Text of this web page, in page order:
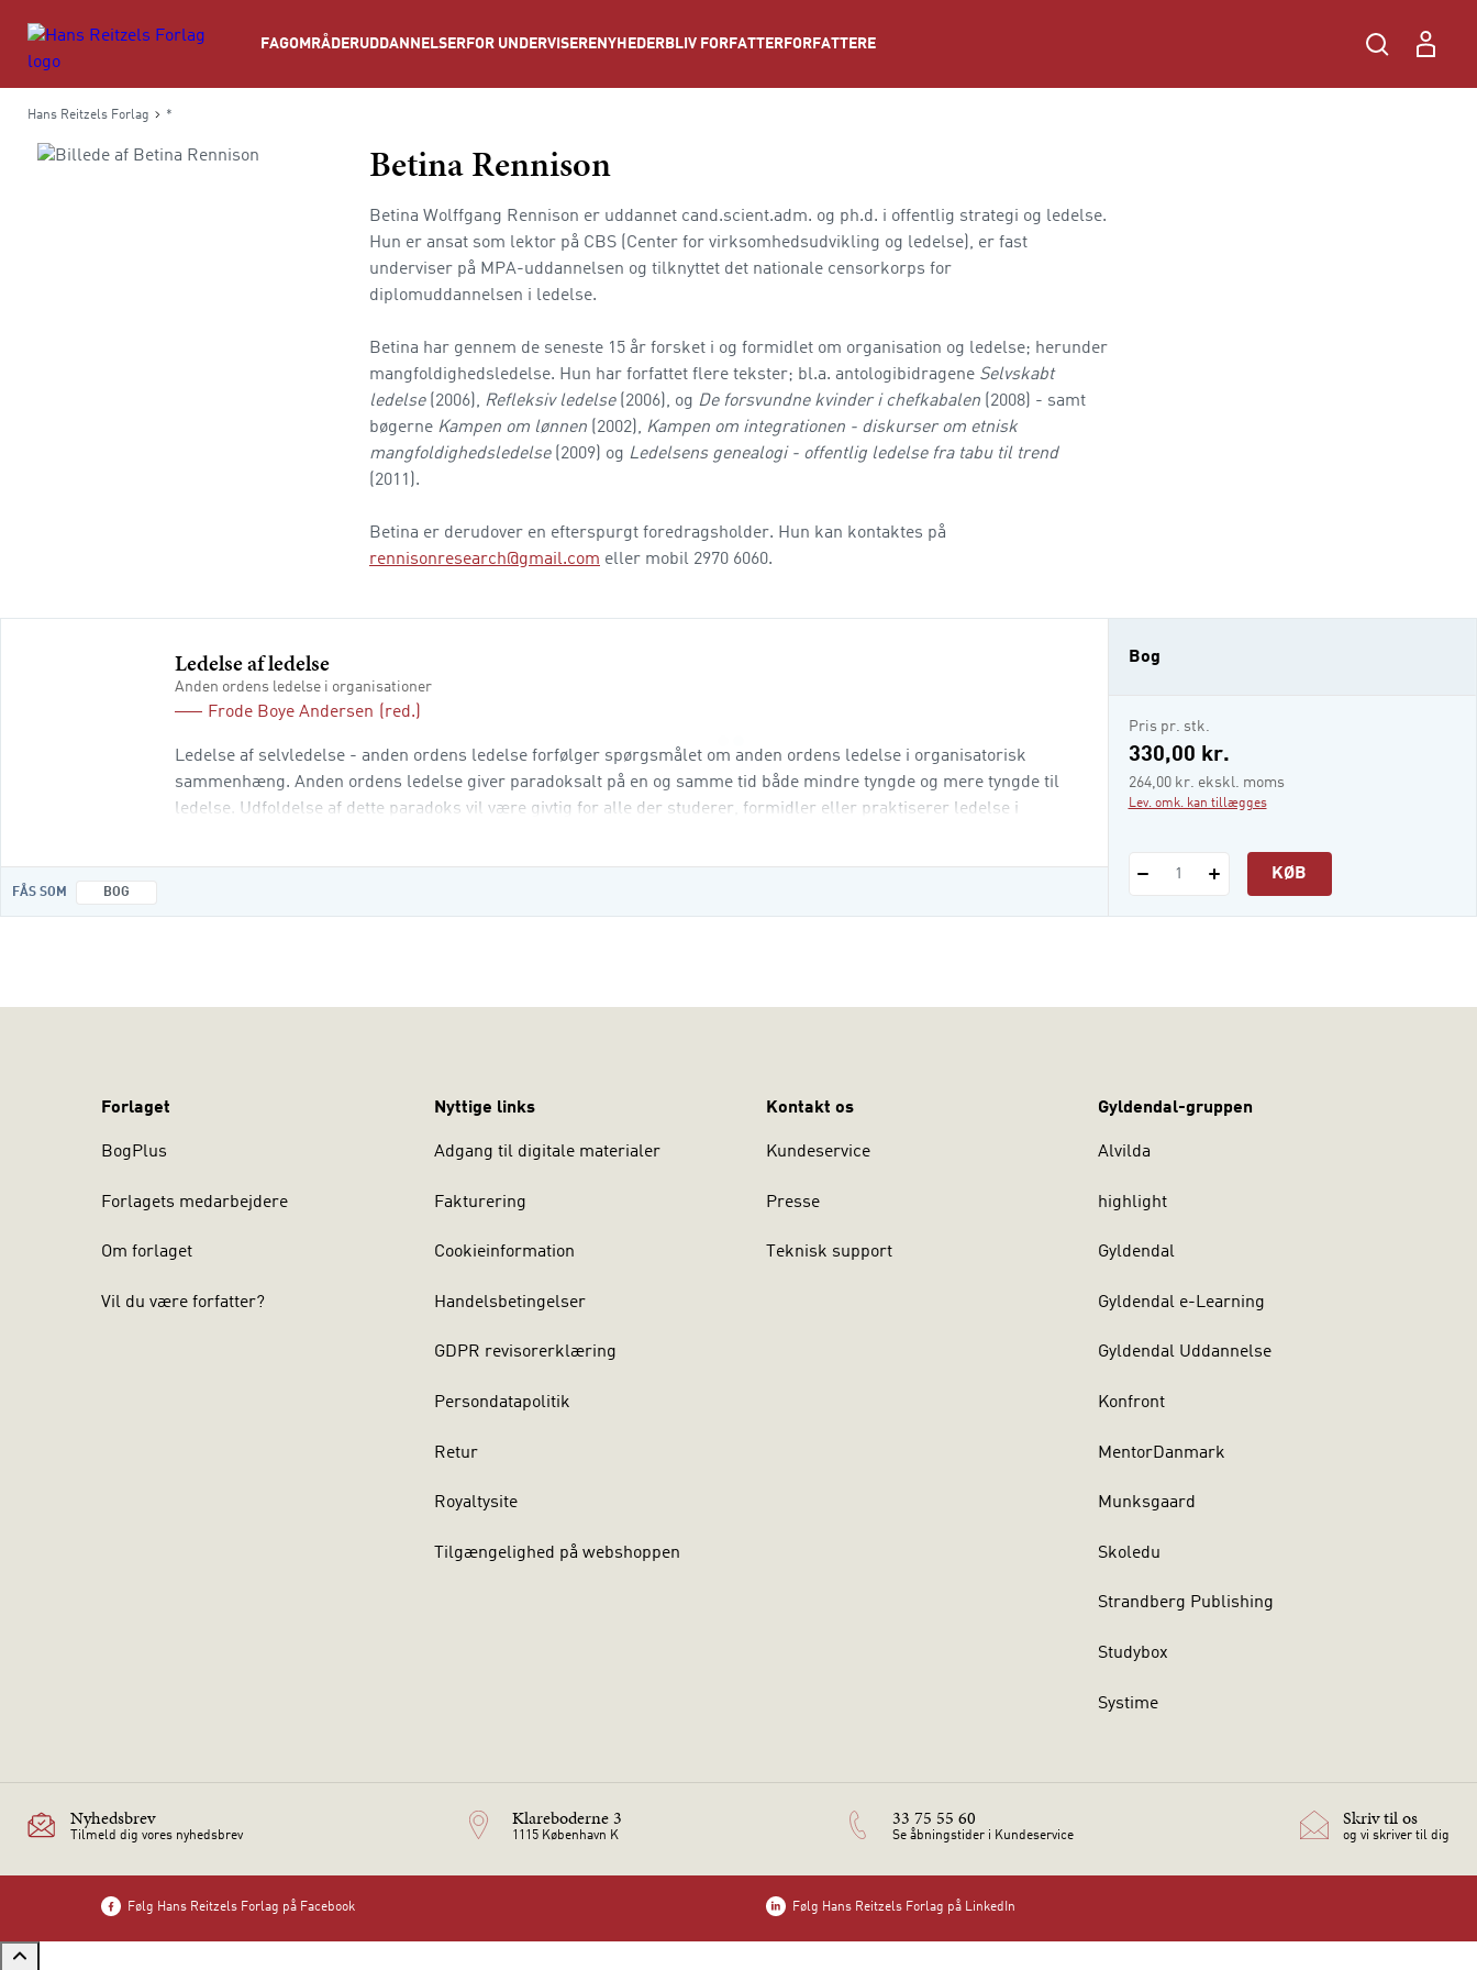
FAGOMRÅDERUDDANNELSER FOR UNDERVISERE NYHEDER BLIV FORFATTER FORFATTERE
Hans Reitzels Forlag *
Betina Rennison
Betina Wolffgang Rennison er uddannet cand.scient.adm. og ph.d. i offentlig strategi og ledelse.
Hun er ansat som lektor på CBS (Center for virksomhedsudvikling og ledelse), er fast
underviser på MPA-uddannelsen og tilknyttet det nationale censorkorps for
diplomuddannelsen i ledelse.
Betina har gennem de seneste 15 år forsket i og formidlet om organisation og ledelse; herunder
mangfoldighedsledelse. Hun har forfattet flere tekster; bl.a. antologibidragene Selvskabt
ledelse (2006), Refleksiv ledelse (2006), og De forsvundne kvinder i chefkabalen
(2008) - samt
bøgerne Kampen om lønnen (2002), Kampen om integrationen - diskurser om etnisk
mangfoldighedsledelse (2009) og Ledelsens genealogi - offentlig ledelse fra tabu til trend
(2011).
Betina er derudover en efterspurgt foredragsholder. Hun kan kontaktes på
rennisonresearch@gmail.com eller mobil 2970 6060.
Ledelse af ledelse
Anden ordens ledelse i organisationer
Frode Boye Andersen (red.)
Ledelse af selvledelse - anden ordens ledelse forfølger spørgsmålet om anden ordens ledelse i organisatorisk
sammenhæng. Anden ordens ledelse giver paradoksalt på en og samme tid både mindre tyngde og mere tyngde til
ledelse. Udfoldelse af dette paradoks vil være givtig for alle der studerer, formidler eller praktiserer ledelse i
FÅS SOM BOG
Bog
Pris pr. stk.
330,00 kr.
264,00 kr. ekskl. moms
Lev. omk. kan tillægges
1 KØB
Forlaget
BogPlus
Forlagets medarbejdere
Om forlaget
Vil du være forfatter?
Nyttige links
Adgang til digitale materialer
Fakturering
Cookieinformation
Handelsbetingelser
GDPR revisorerklæring
Persondatapolitik
Retur
Royaltysite
Tilgængelighed på webshoppen
Kontakt os
Kundeservice
Presse
Teknisk support
Gyldendal-gruppen
Alvilda
highlight
Gyldendal
Gyldendal e-Learning
Gyldendal Uddannelse
Konfront
MentorDanmark
Munksgaard
Skoledu
Strandberg Publishing
Studybox
Systime
Nyhedsbrev
Tilmeld dig vores nyhedsbrev
Klareboderne 3
1115 København K
33 75 55 60
Se åbningstider i Kundeservice
Skriv til os
og vi skriver til dig
Følg Hans Reitzels Forlag på Facebook Følg Hans Reitzels Forlag på LinkedIn